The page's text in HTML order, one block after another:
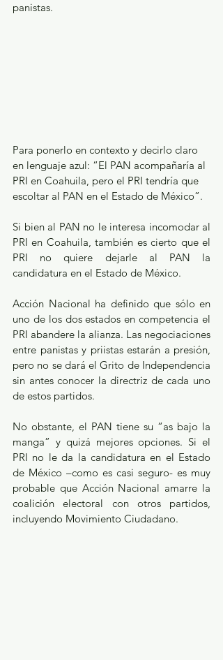
panistas.
Para ponerlo en contexto y decirlo claro
en lenguaje azul: “El PAN acompañaría al
PRI en Coahuila, pero el PRI tendría que
escoltar al PAN en el Estado de México”.
Si bien al PAN no le interesa incomodar al
PRI en Coahuila, también es cierto que el
PRI no quiere dejarle al PAN la
candidatura en el Estado de México.
Acción Nacional ha definido que sólo en
uno de los dos estados en competencia el
PRI abandere la alianza. Las negociaciones
entre panistas y priistas estarán a presión,
pero no se dará el Grito de Independencia
sin antes conocer la directriz de cada uno
de estos partidos.
No obstante, el PAN tiene su “as bajo la
manga” y quizá mejores opciones. Si el
PRI no le da la candidatura en el Estado
de México –como es casi seguro- es muy
probable que Acción Nacional amarre la
coalición electoral con otros partidos,
incluyendo Movimiento Ciudadano.